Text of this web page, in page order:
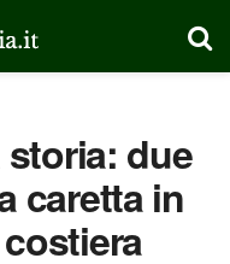
due
caretta in